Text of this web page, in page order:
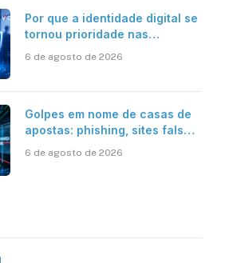
Por que a identidade digital se
tornou prioridade nas
6 de agosto de 2026
Golpes em nome de casas de
apostas: phishing, sites falsos
6 de agosto de 2026